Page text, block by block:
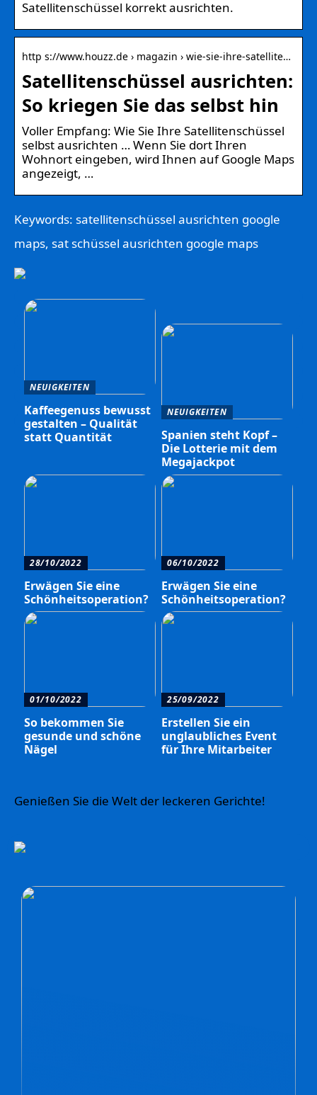
Satellitenschüssel korrekt ausrichten.
http s://www.houzz.de › magazin › wie-sie-ihre-satellite…
Satellitenschüssel ausrichten:
So kriegen Sie das selbst hin
Voller Empfang: Wie Sie Ihre Satellitenschüssel
selbst ausrichten … Wenn Sie dort Ihren
Wohnort eingeben, wird Ihnen auf Google Maps
angezeigt, …
Keywords: satellitenschüssel ausrichten google
maps, sat schüssel ausrichten google maps
NEUIGKEITEN
Kaffeegenuss bewusst
gestalten – Qualität
statt Quantität
NEUIGKEITEN
Spanien steht Kopf –
Die Lotterie mit dem
Megajackpot
28/10/2022
Erwägen Sie eine
Schönheitsoperation?
06/10/2022
Erwägen Sie eine
Schönheitsoperation?
01/10/2022
So bekommen Sie
gesunde und schöne
Nägel
25/09/2022
Erstellen Sie ein
unglaubliches Event
für Ihre Mitarbeiter
Genießen Sie die Welt der leckeren Gerichte!